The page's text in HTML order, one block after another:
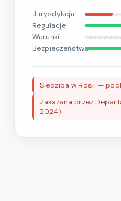
Jurysdykcja
Regulacje
Warunki
Bezpieczeństwo
Siedziba w Rosji —
Zakazana przez
2024)